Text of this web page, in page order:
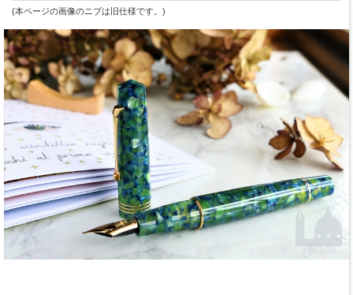
(本ページの画像のニブは旧仕様です。)